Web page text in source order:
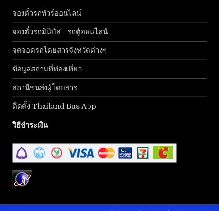
จองตั๋วรถทัวร์ออนไลน์
จองตั๋วรถมินิบัส - รถตู้ออนไลน์
จุดจอดรถโดยสารจังหวัดต่างๆ
ข้อมูลสถานที่ท่องเที่ยว
สถานีขนส่งผู้โดยสาร
ติดตั้ง Thailand Bus App
วิธีชำระเงิน